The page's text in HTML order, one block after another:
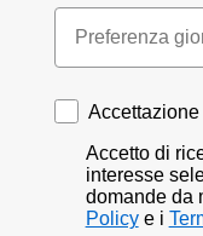
Accettazione
Accetto di
interesse
domande da
Policye i